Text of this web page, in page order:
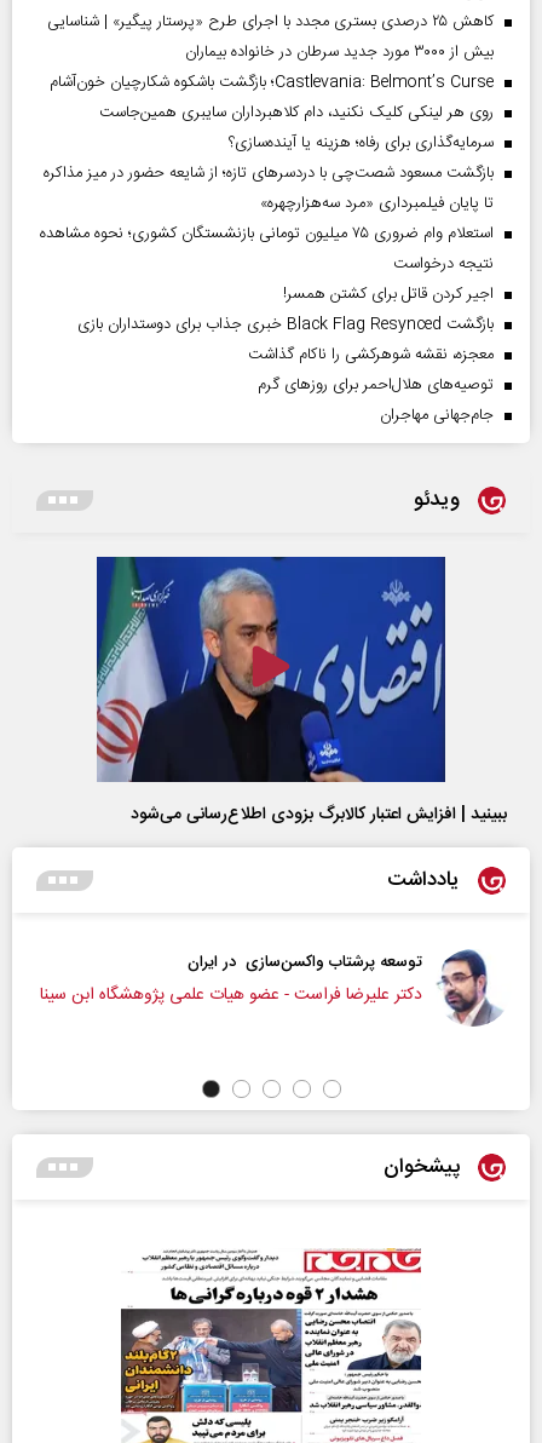
کاهش ۲۵ درصدی بستری مجدد با اجرای طرح «پرستار پیگیر» | شناسایی
بیش از ۳۰۰۰ مورد جدید سرطان در خانواده بیماران
Castlevania: Belmont’s Curse؛ بازگشت باشکوه شکارچیان خون‌آشام
روی هر لینکی کلیک نکنید، دام کلاهبرداران سایبری همین‌جاست
سرمایه‌گذاری برای رفاه؛ هزینه یا آینده‌سازی؟
بازگشت مسعود شصت‌چی با دردسر‌های تازه؛ از شایعه حضور در میز مذاکره
تا پایان فیلمبرداری «مرد سه‌هزارچهره»
استعلام وام ضروری ۷۵ میلیون تومانی بازنشستگان کشوری؛ نحوه مشاهده
نتیجه درخواست
اجیر کردن قاتل برای کشتن همسر!
بازگشت Black Flag Resynced خبری جذاب برای دوستداران بازی
معجزه، نقشه شوهرکشی را ناکام گذاشت
توصیه‌های هلال‌احمر برای روز‌های گرم
جام‌جهانی مهاجران
ویدئو
ببینید | افزایش اعتبار کالابرگ بزودی اطلاع‌رسانی می‌شود
یادداشت
توسعه پرشتاب‌ واکسن‌سازی در ایران
‌دکتر علیرضا فراست - عضو هیات علمی پژوهشگاه ابن سینا
پیشخوان